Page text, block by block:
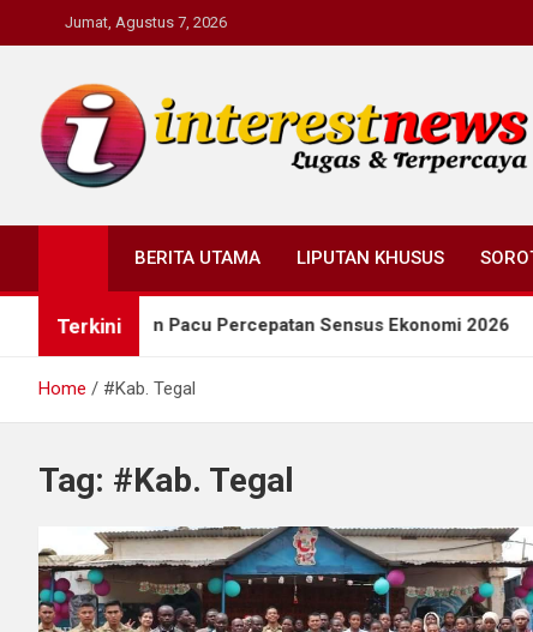
to
Jumat, Agustus 7, 2026
Interestnews.or.id
BERITA UTAMA LIPUTAN KHUSUS
Terkini
Yasin Pacu Percepatan Sensus Ekonomi 2026
Home #Kab. Tegal
Tag: #Kab. Tegal